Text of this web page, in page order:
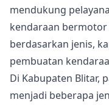
mendukung
kendaraan
berdasarkan jenis,
pembuatan
Di Kabupaten Blitar,
menjadi beberapa